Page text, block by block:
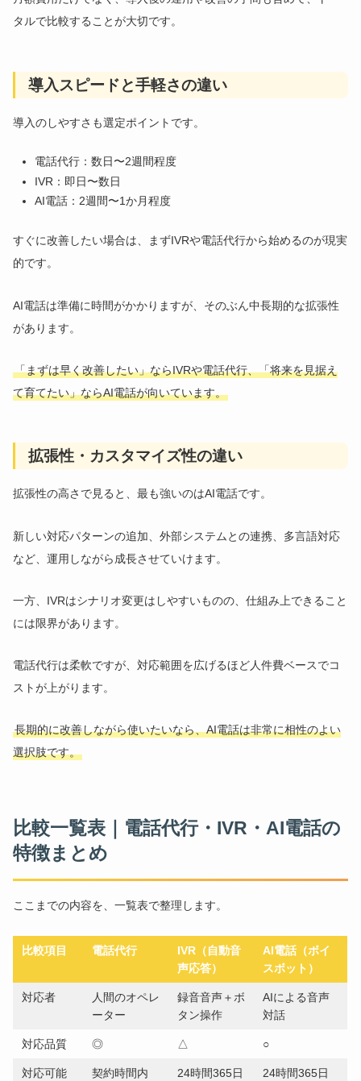
タルで比較することが大切です。
導入スピードと手軽さの違い
導入のしやすさも選定ポイントです。
電話代行：数日〜2週間程度
IVR：即日〜数日
AI電話：2週間〜1か月程度
すぐに改善したい場合は、まずIVRや電話代行から始めるのが現実
的です。
AI電話は準備に時間がかかりますが、そのぶん中長期的な拡張性
があります。
「まずは早く改善したい」ならIVRや電話代行、「将来を見据え
て育てたい」ならAI電話が向いています。
拡張性・カスタマイズ性の違い
拡張性の高さで見ると、最も強いのはAI電話です。
新しい対応パターンの追加、外部システムとの連携、多言語対応
など、運用しながら成長させていけます。
一方、IVRはシナリオ変更はしやすいものの、仕組み上できること
には限界があります。
電話代行は柔軟ですが、対応範囲を広げるほど人件費ベースでコ
ストが上がります。
長期的に改善しながら使いたいなら、AI電話は非常に相性のよい
選択肢です。
比較一覧表｜電話代行・IVR・AI電話の
特徴まとめ
ここまでの内容を、一覧表で整理します。
比較項目 電話代行
IVR（自動音
声応答）
AI電話（ボイ
スボット）
対応者
人間のオペレ
ーター
録音音声＋ボ
タン操作
AIによる音声
対話
対応品質 ◎ △ ○
対応可能
契約時間内 24時間365日 24時間365日